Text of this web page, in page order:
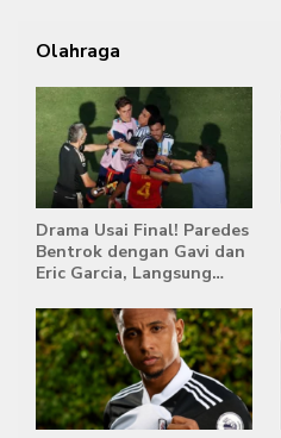
Olahraga
Drama Usai Final! Paredes
Bentrok dengan Gavi dan
Eric Garcia, Langsung